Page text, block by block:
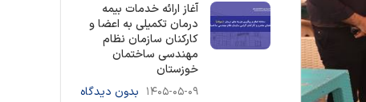
آغاز ارائه خدمات بیمه
درمان تکمیلی به اعضا و
کارکنان سازمان نظام
مهندسی ساختمان
خوزستان
۱۴۰۵-۰۵-۰۹ بدون دیدگاه